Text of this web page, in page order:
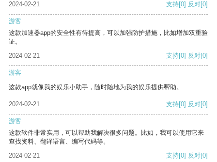
2024-02-21 支持[0] 反对[0]
游客
这款加速器app的安全性有待提高，可以加强防护措施，比如增加双重验
证。
2024-02-21
支持[0] 反对[0]
游客
这款app就像我的娱乐小助手，随时随地为我的娱乐提供帮助。
2024-02-21 支持[0] 反对[0]
游客
这款软件非常实用，可以帮助我解决很多问题。比如，我可以使用它来
查找资料、翻译语言、编写代码等。
2024-02-21
支持[0] 反对[0]